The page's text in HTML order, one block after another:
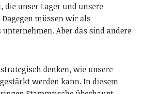
die unser Lager und unsere
müssen wir als
Aber das sind andere
denken, wie unsere
werden kann. In diesem